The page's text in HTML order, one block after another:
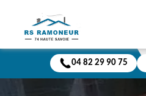
04 82 29 90 75